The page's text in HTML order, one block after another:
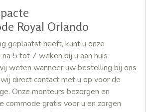
Royal Orlando
geplaatst heeft, kunt u onze
5 tot 7 weken bij u aan huis
weten wanneer uw bestelling bij ons
direct contact met u op voor de
Onze monteurs bezorgen en
commode gratis voor u en zorgen